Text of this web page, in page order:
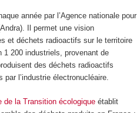
année par l’Agence nationale pour
Il permet une vision
et déchets radioactifs sur le territoire
1 200 industriels, provenant de
des déchets radioactifs
par l’industrie électronucléaire.
de la Transition écologiqueétablit